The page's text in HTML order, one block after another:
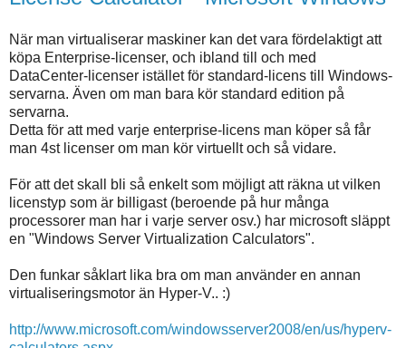
När man virtualiserar maskiner kan det vara fördelaktigt att
köpa Enterprise-licenser, och ibland till och med
DataCenter-licenser istället för standard-licens till Windows-
servarna. Även om man bara kör standard edition på
servarna.
Detta för att med varje enterprise-licens man köper så får
man 4st licenser om man kör virtuellt och så vidare.
För att det skall bli så enkelt som möjligt att räkna ut vilken
licenstyp som är billigast (beroende på hur många
processorer man har i varje server osv.) har microsoft släppt
en "Windows Server Virtualization Calculators".
Den funkar såklart lika bra om man använder en annan
virtualiseringsmotor än Hyper-V.. :)
http://www.microsoft.com/windowsserver2008/en/us/hyperv-